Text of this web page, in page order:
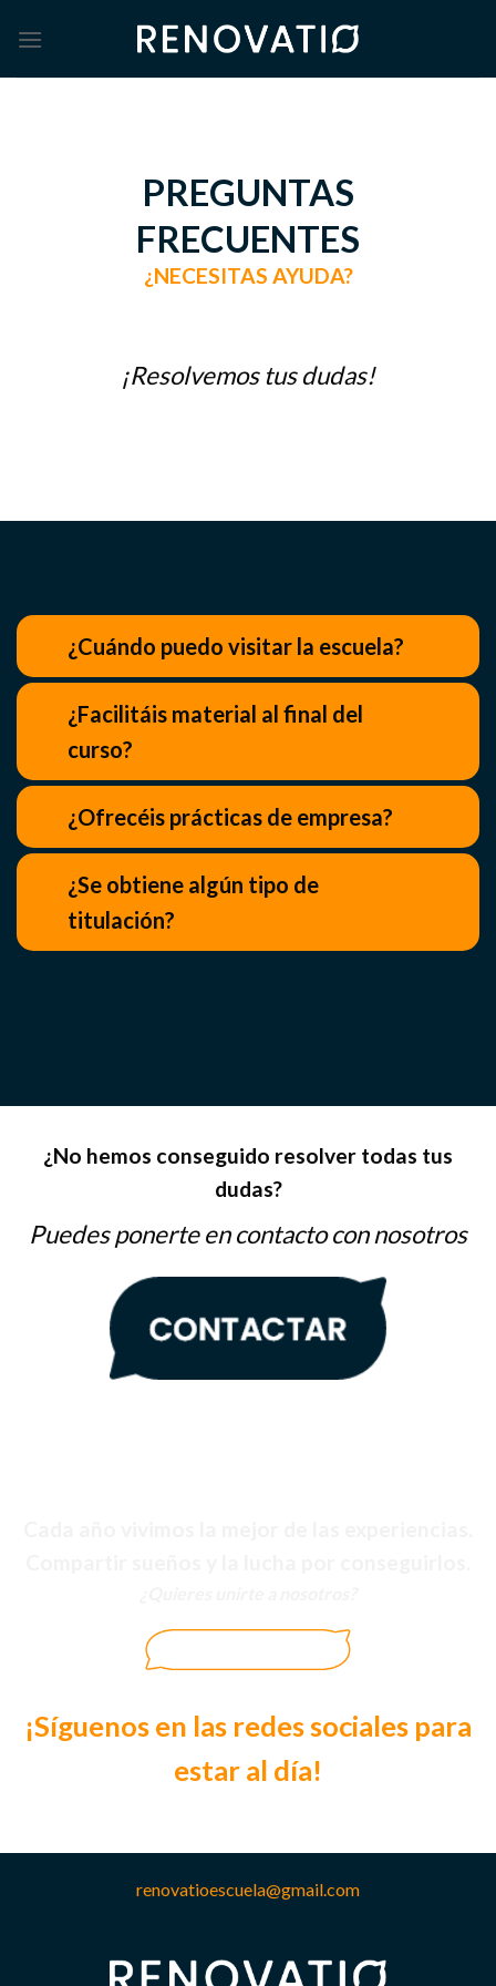
PREGUNTAS
FRECUENTES
¿NECESITAS AYUDA?
¡Resolvemos tus dudas!
¿Cuándo puedo visitar la escuela?
¿Facilitáis material al final del
curso?
¿Ofrecéis prácticas de empresa?
¿Se obtiene algún tipo de
titulación?
¿No hemos conseguido resolver todas tus
dudas?
Puedes ponerte en contacto con nosotros
¡Síguenos en las redes sociales para
estar al día!
renovatioescuela@gmail.com